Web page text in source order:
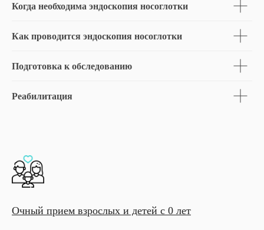
Когда необходима эндоскопия носоглотки
Как проводится эндоскопия носоглотки
Подготовка к обследованию
Реабилитация
Очный прием взрослых и детей с 0 лет